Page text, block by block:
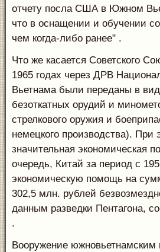
отчету посла США в Южном
что в оснащении и обучении
чем когда-либо ранее" .
Что же касается Советского
1965 годах через ДРВ
Вьетнама были переданы в
безоткатных орудий и
стрелкового оружия и
немецкого производства).
значительная экономическая
очередь, Китай за период с
экономическую помощь на
302,5 млн. рублей
данным разведки Пентагона,
.
Вооружение южновьетнамским